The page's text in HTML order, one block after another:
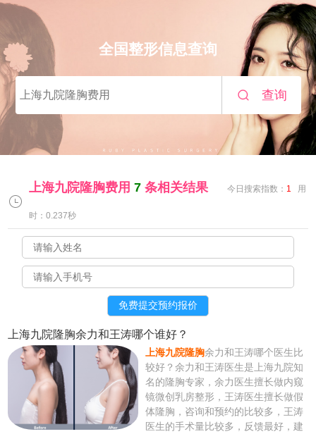
全国整形信息查询
查询
上海九院隆胸费用7 条相关结果 今日搜索指数： 1 用
时：0.237秒
上海九院隆胸余力和王涛哪个谁好？
上海九院隆胸余力和王涛哪个医生比
较好？余力和王涛医生是上海九院知
名的隆胸专家，余力医生擅长做内窥
镜微创乳房整形，王涛医生擅长做假
体隆胸，咨询和预约的比较多，王涛
医生的手术量比较多，反馈最好，建